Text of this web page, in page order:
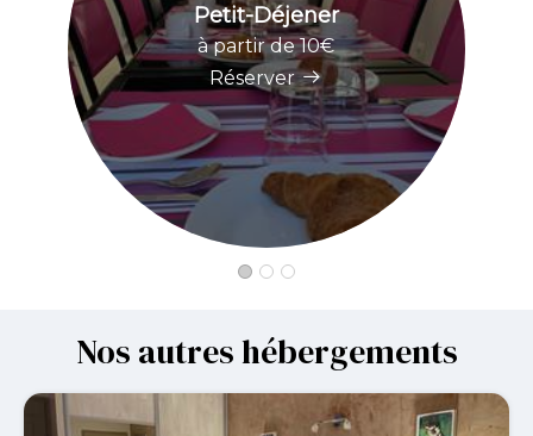
Petit-Déjener
à partir de 10€
Réserver
Nos autres hébergements